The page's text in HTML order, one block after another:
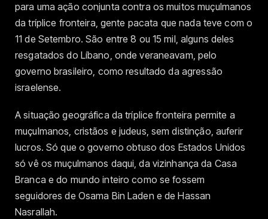
para uma ação conjunta contra os muitos muçulmanos
da tríplice fronteira, gente pacata que nada teve com o
11 de Setembro. São entre 8 ou 15 mil, alguns deles
resgatados do Líbano, onde veraneavam, pelo
governo brasileiro, como resultado da agressão
israelense.
A situação geográfica da tríplice fronteira permite a
muçulmanos, cristãos e judeus, sem distinção, auferir
lucros. Só que o governo obtuso dos Estados Unidos
só vê os muçulmanos daqui, da vizinhança da Casa
Branca e do mundo inteiro como se fossem
seguidores de Osama Bin Laden e de Hassan
Nasrallah.